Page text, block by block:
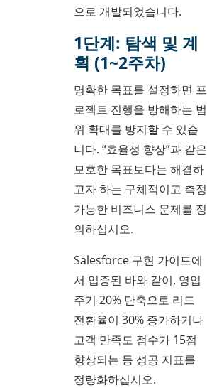
으로 개발되었습니다.
1단계: 탐색 및 계
획 (1~2주차)
명확한 목표를 설정하면 프
로젝트 진행을 방해하는 범
위 확대를 방지할 수 있습
니다. “효율성 향상”과 같은
모호한 목표보다는 해결하
고자 하는 구체적이고 측정
가능한 비즈니스 문제를 정
의하십시오.
Salesforce 구현 가이드에
서 입증된 바와 같이, 영업
주기 20% 단축으로 리드
전환율이 30% 증가하거나
고객 만족도 점수가 15점
향상되는 등 성공 지표를
정량화하십시오.